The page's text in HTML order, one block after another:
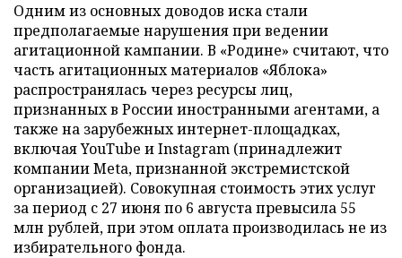
Одним из основных доводов иска стали
предполагаемые нарушения при ведении
агитационной кампании. В «Родине» считают, что
часть агитационных материалов «Яблока»
распространялась через ресурсы лиц,
признанных в России иностранными агентами, а
также на зарубежных интернет-площадках,
включая YouTube и Instagram (принадлежит
компании Meta, признанной экстремистской
организацией). Совокупная стоимость этих услуг
за период с 27 июня по 6 августа превысила 55
млн рублей, при этом оплата производилась не из
избирательного фонда.